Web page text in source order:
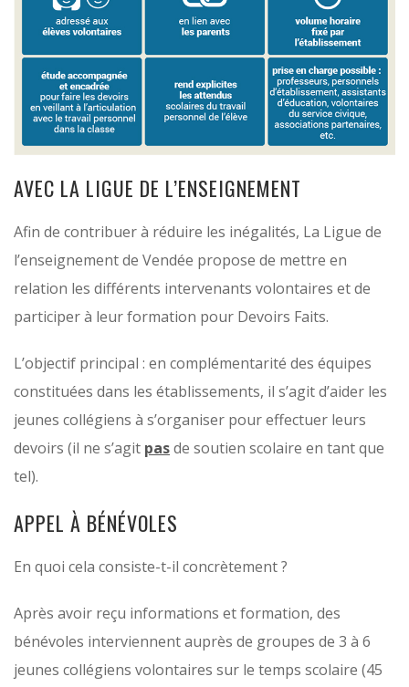
AVEC LA LIGUE DE L’ENSEIGNEMENT
Afin de contribuer à réduire les inégalités, La Ligue de
l’enseignement de Vendée propose de mettre en
relation les différents intervenants volontaires et de
participer à leur formation pour Devoirs Faits.
L’objectif principal : en complémentarité des équipes
constituées dans les établissements, il s’agit d’aider les
jeunes collégiens à s’organiser pour effectuer leurs
devoirs (il ne s’agit pasde soutien scolaire en tant que
tel).
APPEL À BÉNÉVOLES
En quoi cela consiste-t-il concrètement ?
Après avoir reçu informations et formation, des
bénévoles interviennent auprès de groupes de 3 à 6
jeunes collégiens volontaires sur le temps scolaire (45